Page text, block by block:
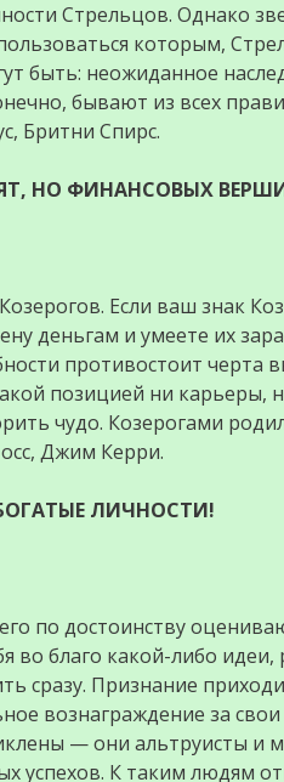
Стрельцов. Однако
которым,
быть: неожиданное
бывают из всех
Бритни Спирс.
НО ФИНАНСОВЫХ
Если ваш знак
деньгам и умеете их
противостоит черта
позицией ни карьеры,
чудо. Козерогами
Джим Керри.
ЛИЧНОСТИ!
по достоинству
во благо какой-либо
сразу. Признание
вознаграждение за
— они альтруисты и
успехов. К таким людям